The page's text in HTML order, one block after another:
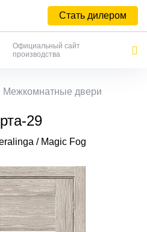
Стать дилером
Официальный сайт
производства
Межкомнатные двери
29
/ Magic Fog